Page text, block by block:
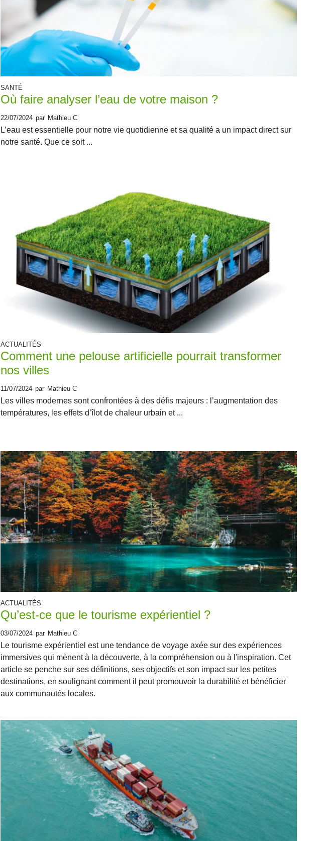
SANTÉ
Où faire analyser l’eau de votre maison ?
22/07/2024 par Mathieu C
L’eau est essentielle pour notre vie quotidienne et sa qualité a un impact direct sur
notre santé. Que ce soit ...
ACTUALITÉS
Comment une pelouse artificielle pourrait transformer
nos villes
11/07/2024 par Mathieu C
Les villes modernes sont confrontées à des défis majeurs : l’augmentation des
températures, les effets d’îlot de chaleur urbain et ...
ACTUALITÉS
Qu’est-ce que le tourisme expérientiel ?
03/07/2024 par Mathieu C
Le tourisme expérientiel est une tendance de voyage axée sur des expériences
immersives qui mènent à la découverte, à la compréhension ou à l'inspiration. Cet
article se penche sur ses définitions, ses objectifs et son impact sur les petites
destinations, en soulignant comment il peut promouvoir la durabilité et bénéficier
aux communautés locales.